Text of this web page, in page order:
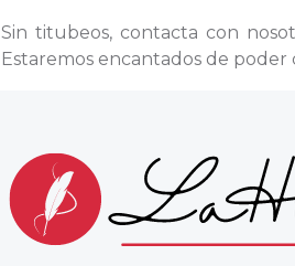
Sin titubeos, contacta con
Estaremos encantados de